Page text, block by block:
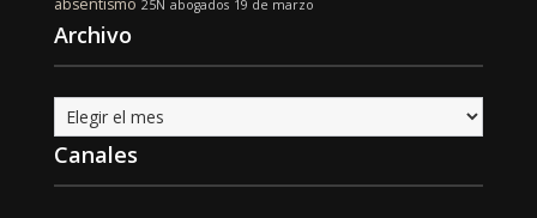
absentismo 25N abogados 19 de marzo
Archivo
Archivo
Canales